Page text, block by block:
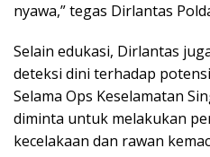
nyawa,” tegas Dirlantas
Selain edukasi, Dirlantas
deteksi dini terhadap
Selama Ops Keselamatan
diminta untuk melakukan
kecelakaan dan rawan